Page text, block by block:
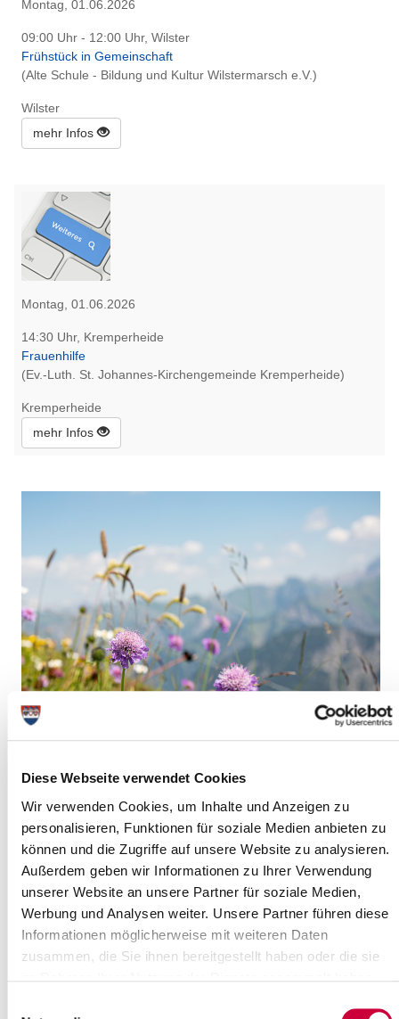
Diese Webseite verwendet Cookies
Wir verwenden Cookies, um Inhalte und Anzeigen zu
personalisieren, Funktionen für soziale Medien anbieten zu
können und die Zugriffe auf unsere Website zu analysieren.
Außerdem geben wir Informationen zu Ihrer Verwendung
unserer Website an unsere Partner für soziale Medien,
Werbung und Analysen weiter. Unsere Partner führen diese
Informationen möglicherweise mit weiteren Daten
zusammen, die Sie ihnen bereitgestellt haben oder die sie
Montag, 01.06.2026
09:00 Uhr - 12:00 Uhr, Wilster
Frühstück in Gemeinschaft
(Alte Schule - Bildung und Kultur Wilstermarsch e.V.)
Wilster
mehr Infos
Montag, 01.06.2026
14:30 Uhr, Kremperheide
Frauenhilfe
(Ev.-Luth. St. Johannes-Kirchengemeinde Kremperheide)
Kremperheide
mehr Infos
15:30 Uhr, Itzehoe
Gottesdienst im Olendeel
(Krankenhausseelsorge im Klinikum Itzehoe)
Itzehoe
mehr Infos